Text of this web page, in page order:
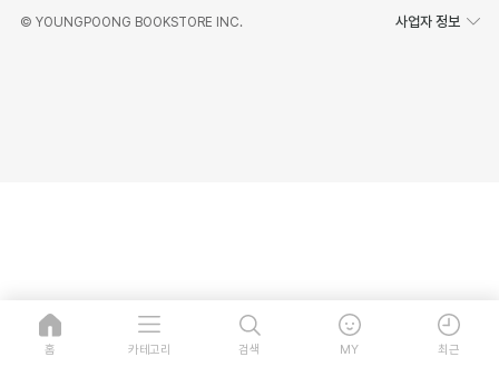
© YOUNGPOONG BOOKSTORE INC. 사업자 정보
홈 카테고리 검색 MY 최근